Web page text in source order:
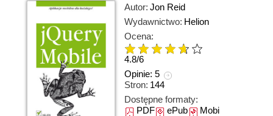
Autor: Jon Reid
Wydawnictwo: Helion
Ocena:
4.8/6
Opinie: 5
Stron: 144
Dostępne formaty:
PDFePubMobi